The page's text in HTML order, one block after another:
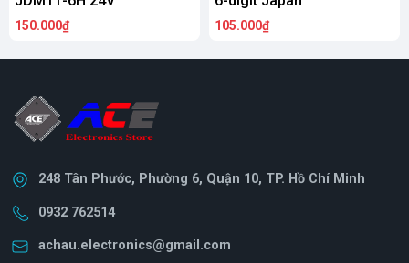
150.000₫ 105.000₫
248 Tân Phước, Phường 6, Quận 10, TP. Hồ Chí Minh
0932 762514
achau.electronics@gmail.com